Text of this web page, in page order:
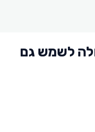
לשמש גם